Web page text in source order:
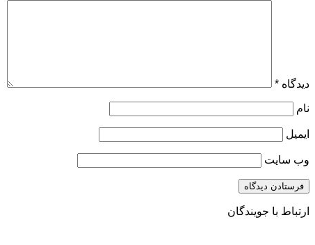
دیدگاه *
نام
ایمیل
وب‌ سایت
ارتباط با جویندگان